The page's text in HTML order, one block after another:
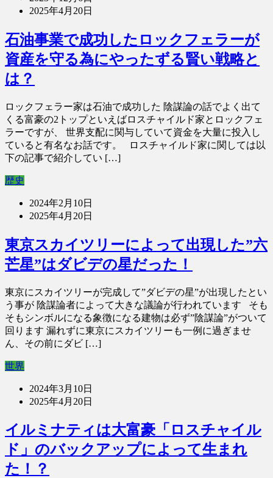
2025年4月20日
石油事業で成功したロックフェラーが
資産を守る為にやったずる賢い戦略と
は？
ロックフェラー家は石油で成功した 陰謀論の話でよく出て
くる富豪の2トップといえばロスチャイルド家とロックフェ
ラーですが、 世界支配に関与していて資金を大量に投入し
ていると有名なお話です。 ロスチャイルド家に関しては以
下の記事で紹介してい […]
歴史
2024年2月10日
2025年4月20日
東京スカイツリーによって出現した”六
芒星”はダビデの星だった！
東京にスカイツリーが完成して”ダビデの星”が出現したとい
う事が 陰謀論者によって大きな議論が行われています そも
そもシンボルになる象徴になる建物は必ず”陰謀論”がついて
回ります 漏れずに東京にスカイツリーも一例に過ぎませ
ん、その前にダビ […]
世界
2024年3月10日
2025年4月20日
イルミナティは大富豪「ロスチャイル
ド」のバックアップによって生まれ
た！？